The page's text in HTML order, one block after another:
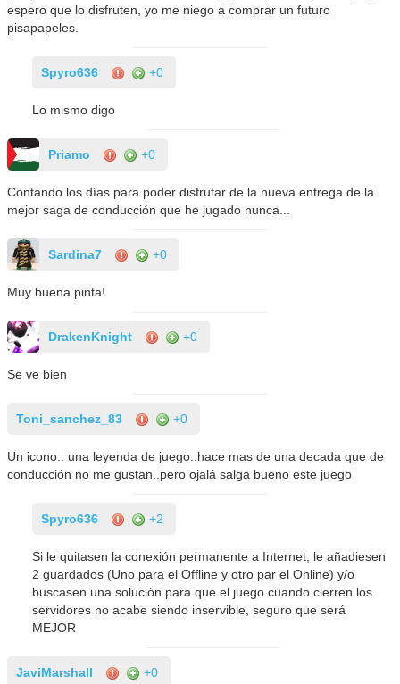
espero que lo disfruten, yo me niego a comprar un futuro
pisapapeles.
Spyro636 +0
Lo mismo digo
Priamo +0
Contando los días para poder disfrutar de la nueva entrega de la
mejor saga de conducción que he jugado nunca...
Sardina7 +0
Muy buena pinta!
DrakenKnight +0
Se ve bien
Toni_sanchez_83 +0
Un icono.. una leyenda de juego..hace mas de una decada que de
conducción no me gustan..pero ojalá salga bueno este juego
Spyro636 +2
Si le quitasen la conexión permanente a Internet, le añadiesen
2 guardados (Uno para el Offline y otro par el Online) y/o
buscasen una solución para que el juego cuando cierren los
servidores no acabe siendo inservible, seguro que será
MEJOR
JaviMarshall +0